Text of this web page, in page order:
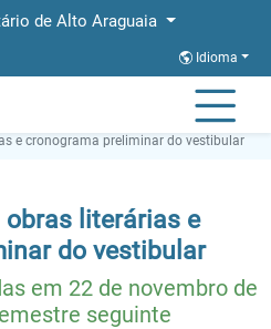
de Alto Araguaia
Idioma
e cronograma preliminar do vestibular
literárias e
do vestibular
em 22 de novembro de
seguinte